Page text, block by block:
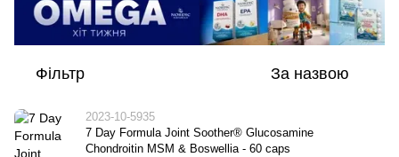
Фільтр За назвою
2023-10-5935
7 Day Formula Joint Soother® Glucosamine
Chondroitin MSM & Boswellia - 60 caps